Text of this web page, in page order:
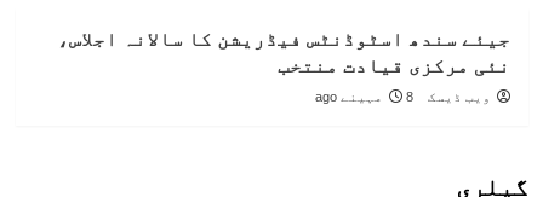
جیئے سندھ اسٹوڈنٹس فیڈریشن کا سالانہ اجلاس،
نئی مرکزی قیادت منتخب
ویب ڈیسک 8 مہینے ago
گیلری